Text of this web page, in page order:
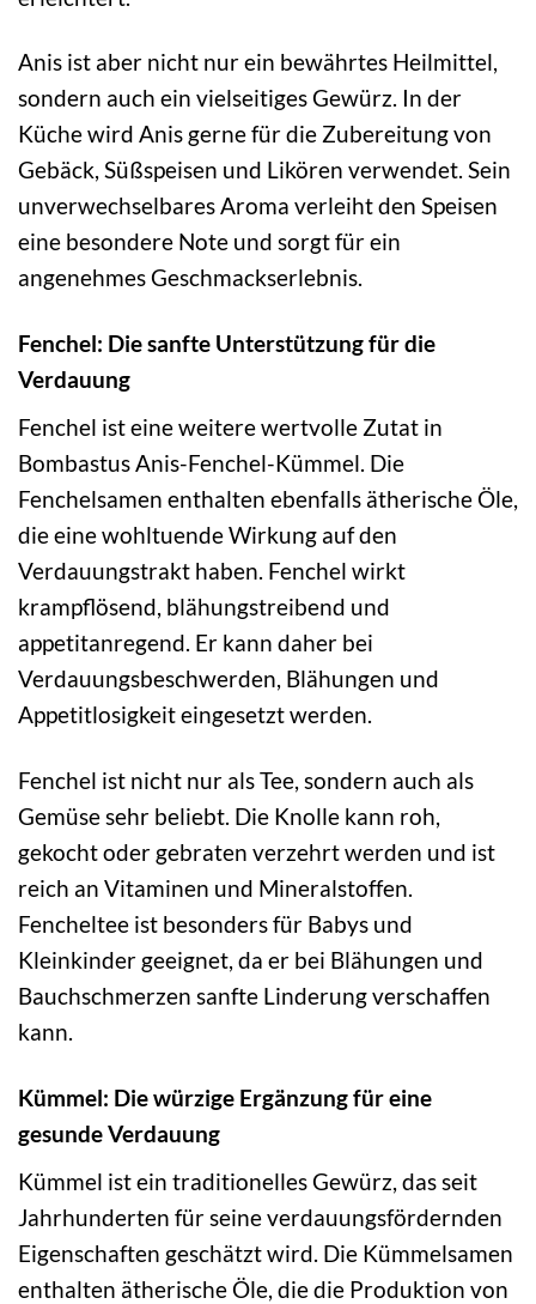
Anis ist aber nicht nur ein bewährtes Heilmittel,
sondern auch ein vielseitiges Gewürz. In der
Küche wird Anis gerne für die Zubereitung von
Gebäck, Süßspeisen und Likören verwendet. Sein
unverwechselbares Aroma verleiht den Speisen
eine besondere Note und sorgt für ein
angenehmes Geschmackserlebnis.
Fenchel: Die sanfte Unterstützung für die
Verdauung
Fenchel ist eine weitere wertvolle Zutat in
Bombastus Anis-Fenchel-Kümmel. Die
Fenchelsamen enthalten ebenfalls ätherische Öle,
die eine wohltuende Wirkung auf den
Verdauungstrakt haben. Fenchel wirkt
krampflösend, blähungstreibend und
appetitanregend. Er kann daher bei
Verdauungsbeschwerden, Blähungen und
Appetitlosigkeit eingesetzt werden.
Fenchel ist nicht nur als Tee, sondern auch als
Gemüse sehr beliebt. Die Knolle kann roh,
gekocht oder gebraten verzehrt werden und ist
reich an Vitaminen und Mineralstoffen.
Fencheltee ist besonders für Babys und
Kleinkinder geeignet, da er bei Blähungen und
Bauchschmerzen sanfte Linderung verschaffen
kann.
Kümmel: Die würzige Ergänzung für eine
gesunde Verdauung
Kümmel ist ein traditionelles Gewürz, das seit
Jahrhunderten für seine verdauungsfördernden
Eigenschaften geschätzt wird. Die Kümmelsamen
enthalten ätherische Öle, die die Produktion von